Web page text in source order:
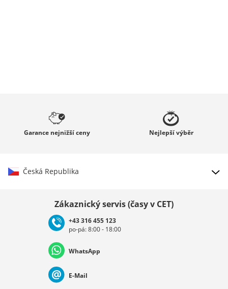
Garance nejnižší ceny Nejlepšívýběr
Česká Republika
Deutschland Österreich
Zákaznický servis (časy v CET)
+43 316 455 123
po-pá: 8:00 - 18:00
WhatsApp
E-Mail